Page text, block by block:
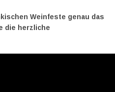
Weinfeste genau das
die herzliche